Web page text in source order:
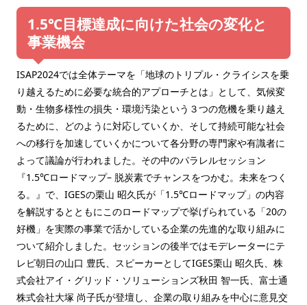
1.5℃目標達成に向けた社会の変化と
事業機会
ISAP2024では全体テーマを「地球のトリプル・クライシスを乗
り越えるために必要な統合的アプローチとは」として、気候変
動・生物多様性の損失・環境汚染という３つの危機を乗り越え
るために、どのように対応していくか、そして持続可能な社会
への移行を加速していくかについて各分野の専門家や有識者に
よって議論が行われました。その中のパラレルセッション
『1.5℃ロードマップ– 脱炭素でチャンスをつかむ。未来をつく
る。』で、IGESの栗山 昭久氏が「1.5℃ロードマップ」の内容
を解説するとともにこのロードマップで挙げられている「20の
好機」を実際の事業で活かしている企業の先進的な取り組みに
ついて紹介しました。セッションの後半ではモデレーターにテ
レビ朝日の山口 豊氏、スピーカーとしてIGES栗山 昭久氏、株
式会社アイ・グリッド・ソリューションズ秋田 智一氏、富士通
株式会社大塚 尚子氏が登壇し、企業の取り組みを中心に意見交